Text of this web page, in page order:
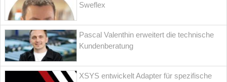
Sweflex
Pascal Valenthin erweitert die technische
Kundenberatung
XSYS entwickelt Adapter für spezifische